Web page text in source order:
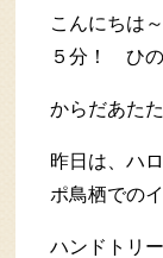
こんにちは
５分！ ひの
からだあた
昨日は、ハ
ポ鳥栖での
ハンドトリ